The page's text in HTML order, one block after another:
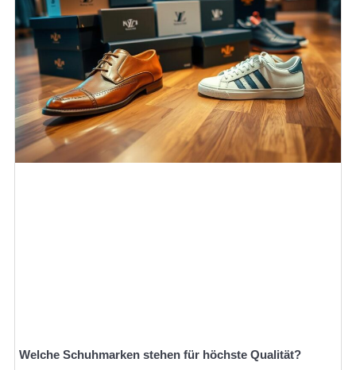
Welche Schuhmarken stehen für höchste Qualität?